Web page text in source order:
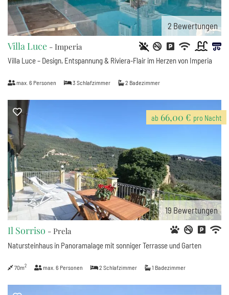
2 Bewertungen
Villa Luce - Imperia
Villa Luce – Design, Entspannung & Riviera-Flair im Herzen von Imperia
max. 6 Personen 3 Schlafzimmer 2 Badezimmer
ab 66,00 € pro Nacht
19 Bewertungen
Il Sorriso - Prela
Natursteinhaus in Panoramalage mit sonniger Terrasse und Garten
70m2 max. 6 Personen 2 Schlafzimmer 1 Badezimmer